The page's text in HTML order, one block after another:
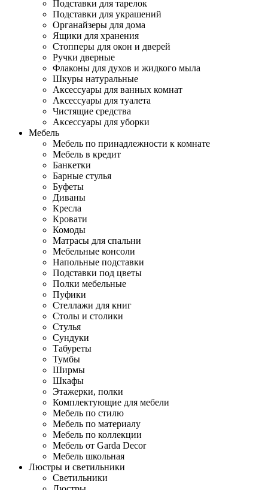
Подставки для тарелок
Подставки для украшений
Органайзеры для дома
Ящики для хранения
Стопперы для окон и дверей
Ручки дверные
Флаконы для духов и жидкого мыла
Шкуры натуральные
Аксессуары для ванных комнат
Аксессуары для туалета
Чистящие средства
Аксессуары для уборки
Мебель
Мебель по принадлежности к комнате
Мебель в кредит
Банкетки
Барные стулья
Буфеты
Диваны
Кресла
Кровати
Комоды
Матрасы для спальни
Мебельные консоли
Напольные подставки
Подставки под цветы
Полки мебельные
Пуфики
Стеллажи для книг
Столы и столики
Стулья
Сундуки
Табуреты
Тумбы
Ширмы
Шкафы
Этажерки, полки
Комплектующие для мебели
Мебель по стилю
Мебель по материалу
Мебель по коллекции
Мебель от Garda Decor
Мебель школьная
Люстры и светильники
Светильники